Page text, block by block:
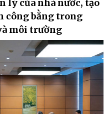
lý của nhà nước, tạo
công bằng trong
môi trường